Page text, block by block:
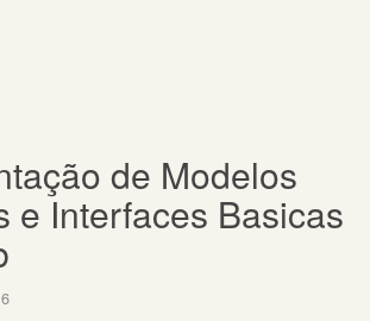
de Modelos
e Interfaces Basicas